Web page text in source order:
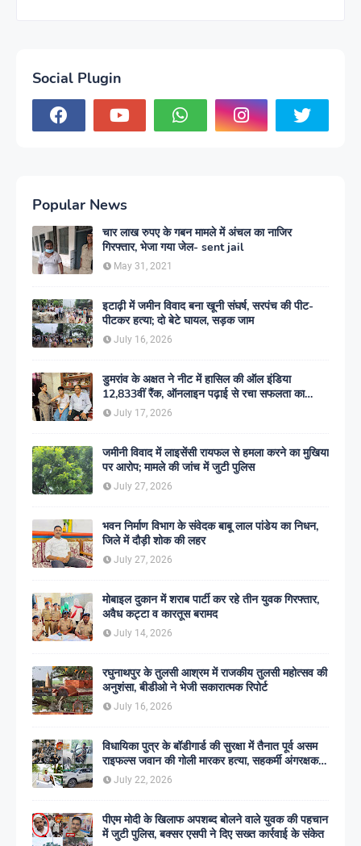
Social Plugin
Popular News
चार लाख रुपए के गबन मामले में अंचल का नाजिर
गिरफ्तार, भेजा गया जेल- sent jail
May 31, 2021
इटाढ़ी में जमीन विवाद बना खूनी संघर्ष, सरपंच की पीट-
पीटकर हत्या; दो बेटे घायल, सड़क जाम
July 16, 2026
डुमरांव के अक्षत ने नीट में हासिल की ऑल इंडिया
12,833वीं रैंक, ऑनलाइन पढ़ाई से रचा सफलता का
इतिहास
July 17, 2026
जमीनी विवाद में लाइसेंसी रायफल से हमला करने का मुखिया
पर आरोप; मामले की जांच में जुटी पुलिस
July 27, 2026
भवन निर्माण विभाग के संवेदक बाबू लाल पांडेय का निधन,
जिले में दौड़ी शोक की लहर
July 27, 2026
मोबाइल दुकान में शराब पार्टी कर रहे तीन युवक गिरफ्तार,
अवैध कट्टा व कारतूस बरामद
July 14, 2026
रघुनाथपुर के तुलसी आश्रम में राजकीय तुलसी महोत्सव की
अनुशंसा, बीडीओ ने भेजी सकारात्मक रिपोर्ट
July 16, 2026
विधायिका पुत्र के बॉडीगार्ड की सुरक्षा में तैनात पूर्व असम
राइफल्स जवान की गोली मारकर हत्या, सहकर्मी अंगरक्षक
गिरफ्तार
July 22, 2026
पीएम मोदी के खिलाफ अपशब्द बोलने वाले युवक की पहचान
में जुटी पुलिस, बक्सर एसपी ने दिए सख्त कार्रवाई के संकेत